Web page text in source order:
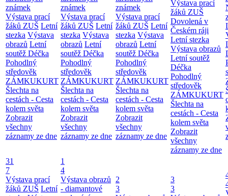
známek
Výstava prací
žáků ZUŠ Letní
stezka Výstava
obrazů Letní
soutěž Déčka
Pohodlný
středověk
ZÁMKUKURT
Šlechta na
cestách - Cesta
kolem světa
Zobrazit
všechny
záznamy ze dne
známek
Výstava prací
žáků ZUŠ Letní
stezka Výstava
obrazů Letní
soutěž Déčka
Pohodlný
středověk
ZÁMKUKURT
Šlechta na
cestách - Cesta
kolem světa
Zobrazit
všechny
záznamy ze dne
známek
Výstava prací
žáků ZUŠ Letní
stezka Výstava
obrazů Letní
soutěž Déčka
Pohodlný
středověk
ZÁMKUKURT
Šlechta na
cestách - Cesta
kolem světa
Zobrazit
všechny
záznamy ze dne
Výstava prací
žáků ZUŠ
Dovolená v
Českém ráji
Letní stezka
Výstava obrazů
Letní soutěž
Déčka
Pohodlný
středověk
ZÁMKUKURT
Šlechta na
cestách - Cesta
kolem světa
Zobrazit
všechny
záznamy ze dne
31
7
Výstava prací
žáků ZUŠ Letní
1
4
Výstava obrazů
- diamantové
2
3
3
3